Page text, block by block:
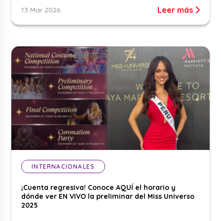
13 Mar 2026 Leer más
INTERNACIONALES
¡Cuenta regresiva! Conoce AQUÍ el horario y
dónde ver EN VIVO la preliminar del Miss Universo
2025